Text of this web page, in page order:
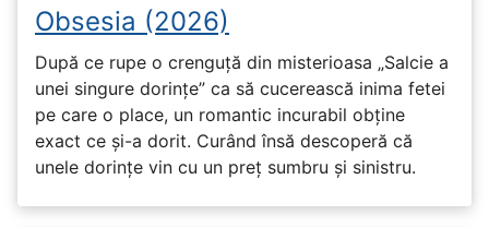
Obsesia (2026)
După ce rupe o crenguță din misterioasa „Salcie a
unei singure dorințe” ca să cucerească inima fetei
pe care o place, un romantic incurabil obține
exact ce și-a dorit. Curând însă descoperă că
unele dorințe vin cu un preț sumbru și sinistru.